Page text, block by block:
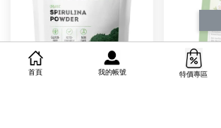
首頁 我的帳號 特價專區